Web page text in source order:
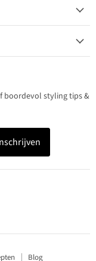
boordevol styling tips &
Blog